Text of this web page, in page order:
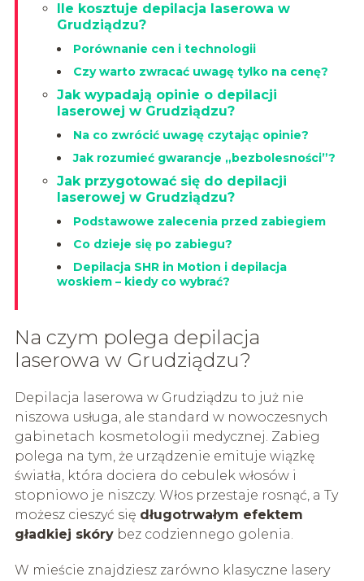
Ile kosztuje depilacja laserowa w
Grudziądzu?
Porównanie cen i technologii
Czy warto zwracać uwagę tylko na cenę?
Jak wypadają opinie o depilacji
laserowej w Grudziądzu?
Na co zwrócić uwagę czytając opinie?
Jak rozumieć gwarancje „bezbolesności”?
Jak przygotować się do depilacji
laserowej w Grudziądzu?
Podstawowe zalecenia przed zabiegiem
Co dzieje się po zabiegu?
Depilacja SHR in Motion i depilacja
woskiem – kiedy co wybrać?
Na czym polega depilacja
laserowa w Grudziądzu?
Depilacja laserowa w Grudziądzu to już nie
niszowa usługa, ale standard w nowoczesnych
gabinetach kosmetologii medycznej. Zabieg
polega na tym, że urządzenie emituje wiązkę
światła, która dociera do cebulek włosów i
stopniowo je niszczy. Włos przestaje rosnąć, a Ty
możesz cieszyć się długotrwałym efektem
gładkiej skórybez codziennego golenia.
W mieście znajdziesz zarówno klasyczne lasery